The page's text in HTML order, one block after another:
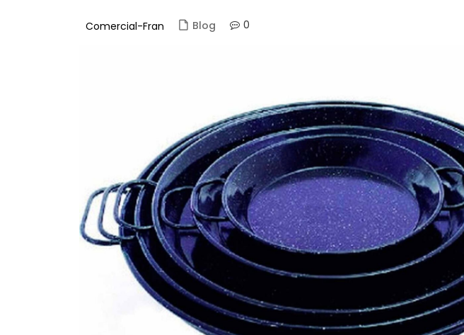
Complementos de
cocina
Productos
Desechables
Dispensadores de gel
Envases take away
Guantes
Jabón de manos
Comercial-Fran Blog 0